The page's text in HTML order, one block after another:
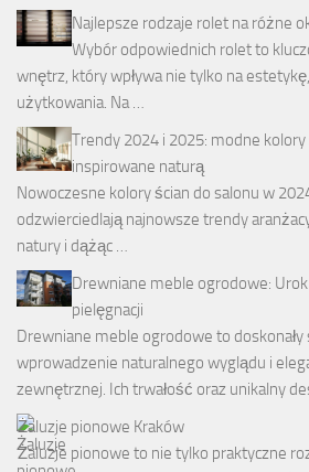
Najlepsze rodzaje rolet na różne
Wybór odpowiednich rolet to
wnętrz, który wpływa nie tylko na
użytkowania. Na …
Trendy 2024 i 2025: modne kolory
inspirowane naturą
Nowoczesne kolory ścian do salonu w
odzwierciedlają najnowsze trendy
natury i dążąc …
Drewniane meble ogrodowe:
pielęgnacji
Drewniane meble ogrodowe to doskonały
wprowadzenie naturalnego wyglądu i
zewnętrznej. Ich trwałość oraz unikalny
Żaluzje pionowe Kraków
Żaluzje pionowe to nie tylko praktyczne